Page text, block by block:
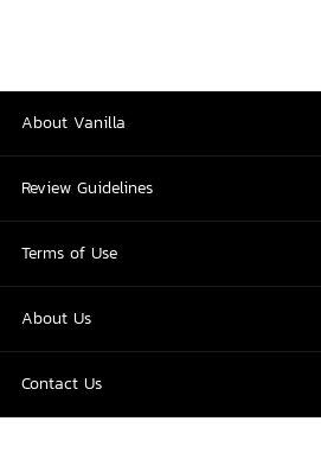
About Vanilla
Review Guidelines
Terms of Use
About Us
Contact Us